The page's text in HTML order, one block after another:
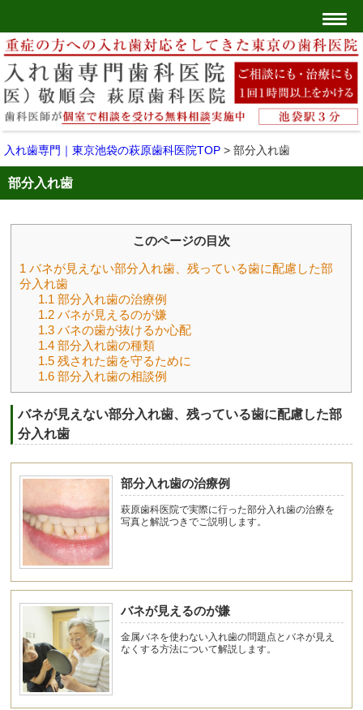
入れ歯専門｜東京池袋の萩原歯科医院TOP > 部分入れ歯
部分入れ歯
このページの目次
1 バネが見えない部分入れ歯、残っている歯に配慮した部
分入れ歯
1.1 部分入れ歯の治療例
1.2 バネが見えるのが嫌
1.3 バネの歯が抜けるか心配
1.4 部分入れ歯の種類
1.5 残された歯を守るために
1.6 部分入れ歯の相談例
バネが見えない部分入れ歯、残っている歯に配慮した部
分入れ歯
部分入れ歯の治療例
萩原歯科医院で実際に行った部分入れ歯の治療を
写真と解説つきでご説明します。
バネが見えるのが嫌
金属バネを使わない入れ歯の問題点とバネが見え
なくする方法について解説します。